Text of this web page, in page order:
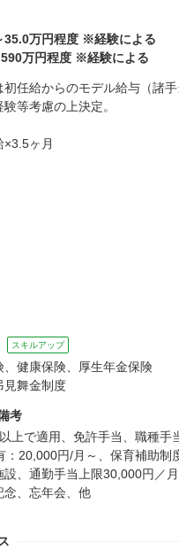
35.0万円程度 ※経験による
590万円程度 ※経験による
任給からのモデル給与（諸
等考慮の上決定。
ヶ月
スキルアップ
、健康保険、厚生年金保険
見舞金制度
考
上で適用、免許手当、職種手
：20,000円/月～、保育補助制
設、通勤手当上限30,000円／
念、忘年会、他